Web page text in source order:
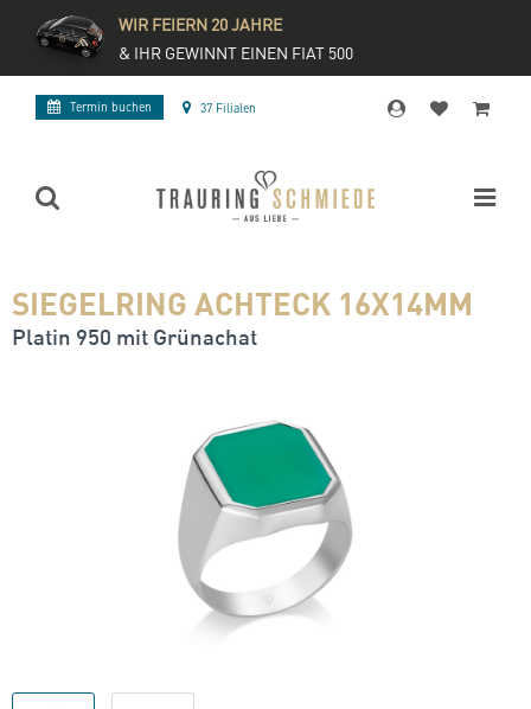
WIR FEIERN 20 JAHRE
& IHR GEWINNT EINEN FIAT 500
Termin buchen 37 Filialen
SIEGELRING ACHTECK 16X14MM
Platin 950 mit Grünachat